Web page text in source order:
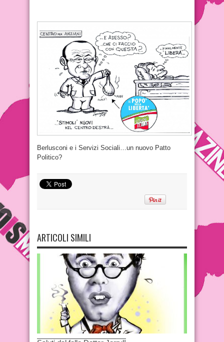
Berlusconi e i Servizi Sociali…un nuovo Patto
Politico?
ARTICOLI SIMILI